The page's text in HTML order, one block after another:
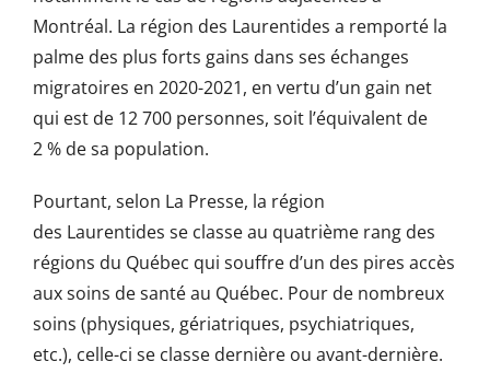
Montréal. La région des Laurentides a remporté la
palme des plus forts gains dans ses échanges
migratoires en 2020-2021, en vertu d’un gain net
qui est de 12 700 personnes, soit l’équivalent de
2 % de sa population.
Pourtant, selon La Presse, la région
des Laurentides se classe au quatrième rang des
régions du Québec qui souffre d’un des pires accès
aux soins de santé au Québec. Pour de nombreux
soins (physiques, gériatriques, psychiatriques,
etc.), celle-ci se classe dernière ou avant-dernière.